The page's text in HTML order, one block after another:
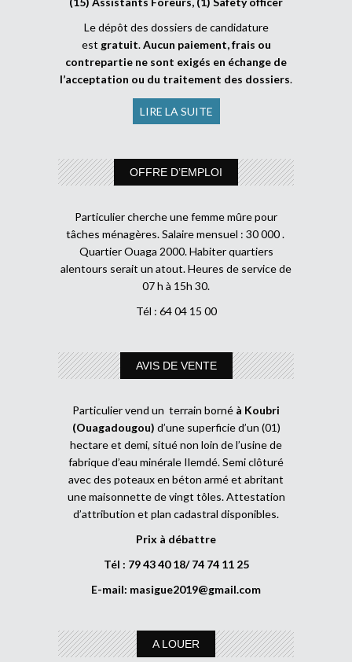
Le dépôt des dossiers de candidature
est gratuit.Aucun paiement, frais ou
contrepartie ne sont exigés en échange de
l’acceptation ou du traitement des dossiers.
LIRE LA SUITE
OFFRE D’EMPLOI
Particulier cherche une femme mûre pour
tâches ménagères. Salaire mensuel : 30 000 .
Quartier Ouaga 2000. Habiter quartiers
alentours serait un atout. Heures de service de
07 h à 15h 30.
Tél : 64 04 15 00
AVIS DE VENTE
Particulier vend un terrain borné à Koubri
(Ouagadougou) d’une superficie d’un (01)
hectare et demi, situé non loin de l’usine de
fabrique d’eau minérale Ilemdé. Semi clôturé
avec des poteaux en béton armé et abritant
une maisonnette de vingt tôles. Attestation
d’attribution et plan cadastral disponibles.
Prix à débattre
Tél : 79 43 40 18/ 74 74 11 25
E-mail: masigue2019@gmail.com
A LOUER